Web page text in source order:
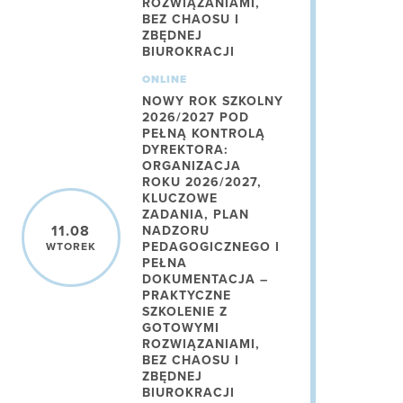
ROZWIĄZANIAMI,
BEZ CHAOSU I
ZBĘDNEJ
BIUROKRACJI
11.08
WTOREK
ONLINE
NOWY ROK SZKOLNY
2026/2027 POD
PEŁNĄ KONTROLĄ
DYREKTORA:
ORGANIZACJA
ROKU 2026/2027,
KLUCZOWE
ZADANIA, PLAN
NADZORU
PEDAGOGICZNEGO I
PEŁNA
DOKUMENTACJA –
PRAKTYCZNE
SZKOLENIE Z
GOTOWYMI
ROZWIĄZANIAMI,
BEZ CHAOSU I
ZBĘDNEJ
BIUROKRACJI